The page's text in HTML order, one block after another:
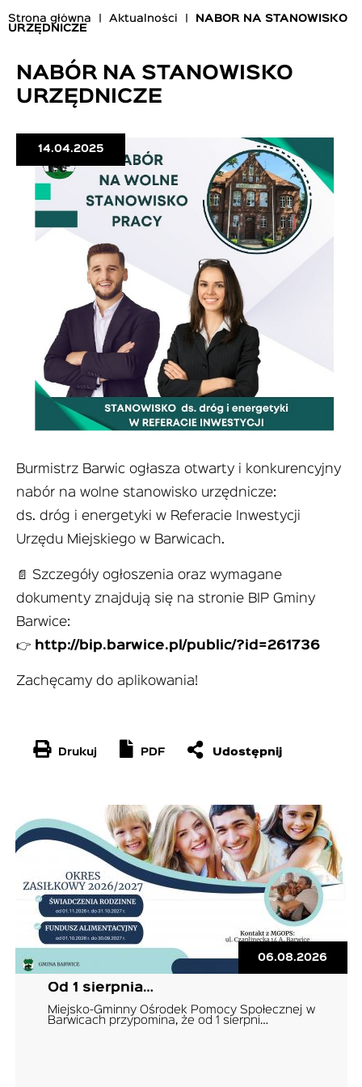
Ścieżka
Strona główna Aktualności
NABÓR NA STANOWISKO
URZĘDNICZE
06.08.2026
Od 1 sierpnia…
Miejsko-Gminny Ośrodek Pomocy Społecznej w
Barwicach przypomina, że od 1 sierpni…
NABÓR NA STANOWISKO
URZĘDNICZE
14.04.2025
Burmistrz Barwic ogłasza otwarty i konkurencyjny
nabór na wolne stanowisko urzędnicze:
ds. dróg i energetyki w Referacie Inwestycji
Urzędu Miejskiego w Barwicach.
📄 Szczegóły ogłoszenia oraz wymagane
dokumenty znajdują się na stronie BIP Gminy
Barwice:
👉 http://bip.barwice.pl/public/?id=261736
Zachęcamy do aplikowania!
Drukuj PDF